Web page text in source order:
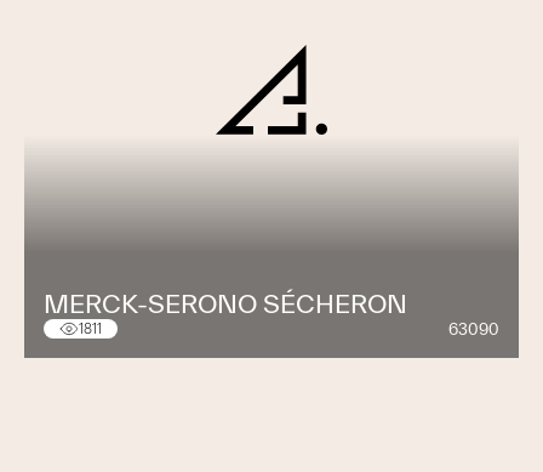
MERCK-SERONO SÉCHERON
1811 63090